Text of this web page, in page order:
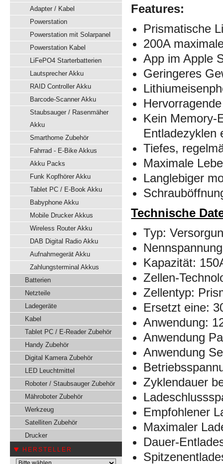
Adapter / Kabel
Powerstation
Powerstation mit Solarpanel
Powerstation Kabel
LiFePO4 Starterbatterien
Lautsprecher Akku
RAID Controller Akku
Barcode-Scanner Akku
Staubsauger / Rasenmäher
Akku
Smarthome Zubehör
Fahrrad - E-Bike Akkus
Akku Packs
Funk Kopfhörer Akku
Tablet PC / E-Book Akku
Babyphone Akku
Mobile Drucker Akkus
Wireless Router Akku
DAB Digital Radio Akku
Aufnahmegerät Akku
Zahlungsterminal Akkus
Batterien
Netzteile
Ladegeräte
Kabel
Tablet PC / E-Reader Zubehör
Handy Zubehör
Digital Kamera Zubehör
LED Leuchtmittel
Roboter / Staubsauger Zubehör
Mähroboter Zubehör
Werkzeug
Satelliten Zubehör
Drucker
HERSTELLER
Features:
Prismatische
200A
App im Apple
Geringeres
Kein Memory-
Entladezyklen
Tiefes,
Maximale
Langlebiger
Technische
Typ:
Kapazität:
Zellen-
Zellentyp:
Ersetzt eine:
Anwendung:
Anwendung
Anwendung
Zyklendauer
Empfohlener
Maximaler
Dauer-